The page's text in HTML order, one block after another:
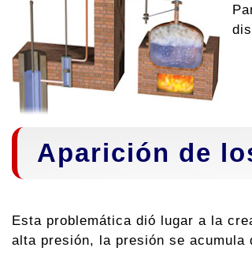
Aparición de
Esta problemática dió lugar a la
alta presión, la presión se acumula